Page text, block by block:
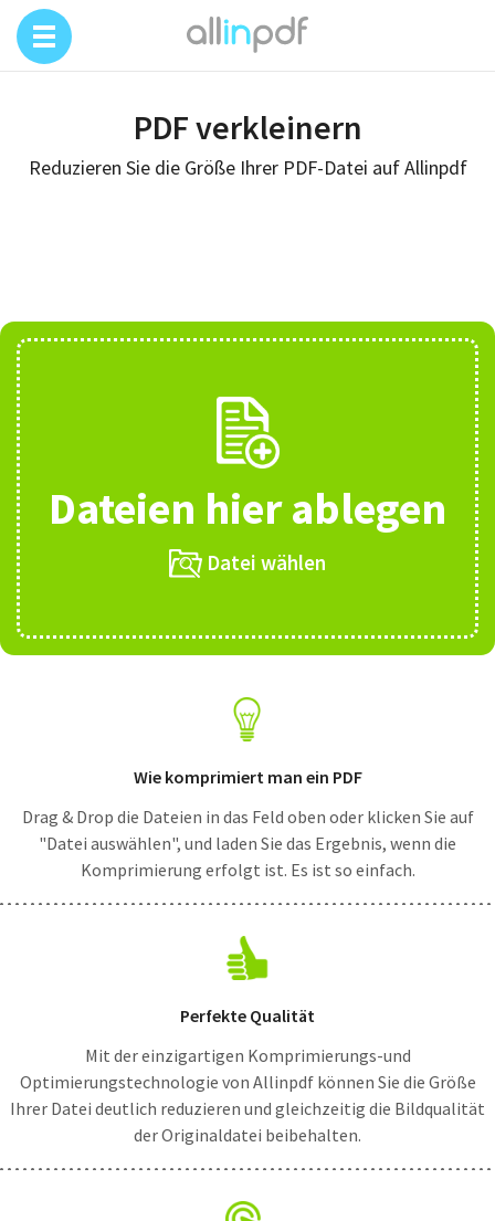
PDF verkleinern
Reduzieren Sie die Größe Ihrer PDF-Datei auf Allinpdf
Dateien hier ablegen
Datei wählen
Wie komprimiert man ein PDF
Drag & Drop die Dateien in das Feld oben oder klicken Sie auf
"Datei auswählen", und laden Sie das Ergebnis, wenn die
Komprimierung erfolgt ist. Es ist so einfach.
Perfekte Qualität
Mit der einzigartigen Komprimierungs-und
Optimierungstechnologie von Allinpdf können Sie die Größe
Ihrer Datei deutlich reduzieren und gleichzeitig die Bildqualität
der Originaldatei beibehalten.